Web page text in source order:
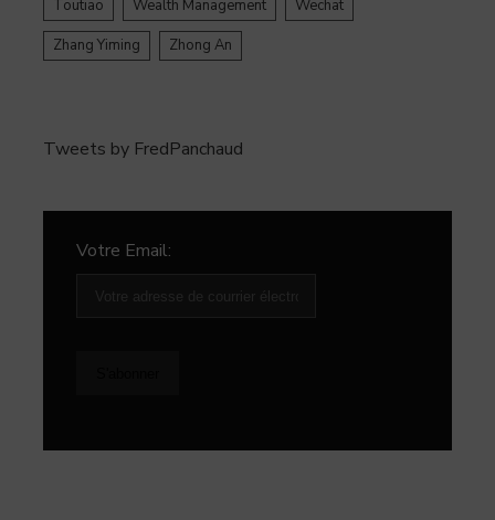
Toutiao
Wealth Management
Wechat
Zhang Yiming
Zhong An
Tweets by FredPanchaud
Votre Email: